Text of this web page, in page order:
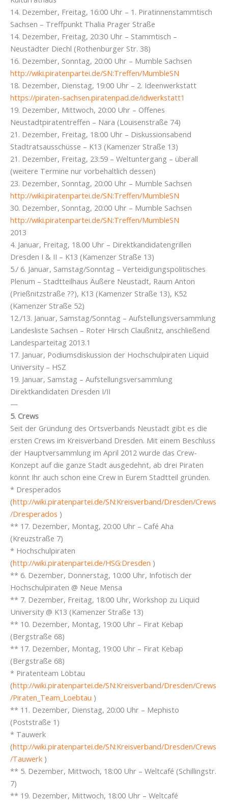
14. Dezember, Freitag, 16:00 Uhr – 1. Piratinnenstammtisch
Sachsen – Treffpunkt Thalia Prager Straße
14. Dezember, Freitag, 20:30 Uhr – Stammtisch –
Neustädter Diechl (Rothenburger Str. 38)
16. Dezember, Sonntag, 20:00 Uhr – Mumble Sachsen
http://wiki.piratenpartei.de/SN:Treffen/MumbleSN
18. Dezember, Dienstag, 19:00 Uhr – 2. Ideenwerkstatt
https://piraten-sachsen.piratenpad.de/idwerkstatt1
19. Dezember, Mittwoch, 20:00 Uhr – Offenes
Neustadtpiratentreffen – Nara (Louisenstraße 74)
21. Dezember, Freitag, 18:00 Uhr – Diskussionsabend
Stadtratsausschüsse – K13 (Kamenzer Straße 13)
21. Dezember, Freitag, 23:59 – Weltuntergang – überall
(weitere Termine nur vorbehaltlich dessen)
23. Dezember, Sonntag, 20:00 Uhr – Mumble Sachsen
http://wiki.piratenpartei.de/SN:Treffen/MumbleSN
30. Dezember, Sonntag, 20:00 Uhr – Mumble Sachsen
http://wiki.piratenpartei.de/SN:Treffen/MumbleSN
2013
4. Januar, Freitag, 18.00 Uhr – Direktkandidatengrillen
Dresden I & II – K13 (Kamenzer Straße 13)
5./ 6. Januar, Samstag/Sonntag – Verteidigungspolitisches
Plenum – Stadtteilhaus Äußere Neustadt, Raum Anton
(Prießnitzstraße ??), K13 (Kamenzer Straße 13), K52
(Kamenzer Straße 52)
12./13. Januar, Samstag/Sonntag – Aufstellungsversammlung
Landesliste Sachsen – Roter Hirsch Claußnitz, anschließend
Landesparteitag 2013.1
17. Januar, Podiumsdiskussion der Hochschulpiraten Liquid
University – HSZ
19. Januar, Samstag – Aufstellungsversammlung
Direktkandidaten Dresden I/II
—
5. Crews
Seit der Gründung des Ortsverbands Neustadt gibt es die
ersten Crews im Kreisverband Dresden. Mit einem Beschluss
der Hauptversammlung im April 2012 wurde das Crew-
Konzept auf die ganze Stadt ausgedehnt, ab drei Piraten
könnt Ihr auch schon eine Crew in Eurem Stadtteil gründen.
* Dresperados
(http://wiki.piratenpartei.de/SN:Kreisverband/Dresden/Crews
/Dresperados )
** 17. Dezember, Montag, 20:00 Uhr – Café Aha
(Kreuzstraße 7)
* Hochschulpiraten
(http://wiki.piratenpartei.de/HSG:Dresden )
** 6. Dezember, Donnerstag, 10:00 Uhr, Infotisch der
Hochschulpiraten @ Neue Mensa
** 7. Dezember, Freitag, 18:00 Uhr, Workshop zu Liquid
University @ K13 (Kamenzer Straße 13)
** 10. Dezember, Montag, 19:00 Uhr – Firat Kebap
(Bergstraße 68)
** 17. Dezember, Montag, 19:00 Uhr – Firat Kebap
(Bergstraße 68)
* Piratenteam Löbtau
(http://wiki.piratenpartei.de/SN:Kreisverband/Dresden/Crews
/Piraten_Team_Loebtau )
** 11. Dezember, Dienstag, 20:00 Uhr – Mephisto
(Poststraße 1)
* Tauwerk
(http://wiki.piratenpartei.de/SN:Kreisverband/Dresden/Crews
/Tauwerk )
** 5. Dezember, Mittwoch, 18:00 Uhr – Weltcafé (Schillingstr.
7)
** 19. Dezember, Mittwoch, 18:00 Uhr – Weltcafé